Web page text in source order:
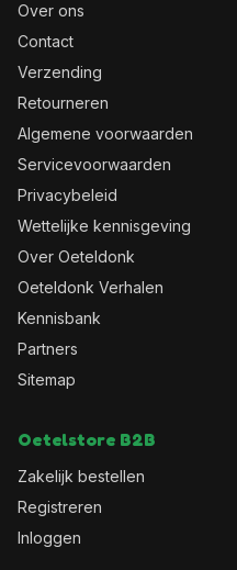
Over ons
Contact
Verzending
Retourneren
Algemene voorwaarden
Servicevoorwaarden
Privacybeleid
Wettelijke kennisgeving
Over Oeteldonk
Oeteldonk Verhalen
Kennisbank
Partners
Sitemap
Oetelstore B2B
Zakelijk bestellen
Registreren
Inloggen